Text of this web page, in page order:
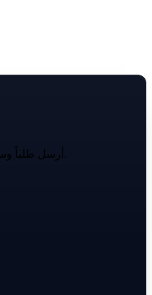
أرسل طلباً وسنقوم بإخطار بائعينا لتلبية متطلباتك.